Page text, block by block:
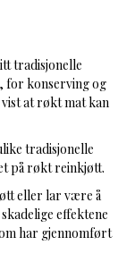
tradisjonelle
for konserving og
at røkt mat kan
tradisjonelle
på røkt reinkjøtt.
eller lar være å
effektene
har gjennomført